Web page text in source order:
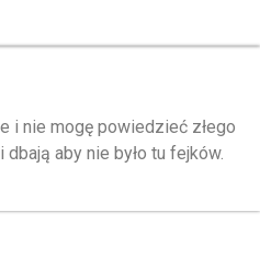
i nie mogę powiedzieć złego
aby nie było tu fejków.